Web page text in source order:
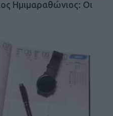
Ημιμαραθώνιος: Οι